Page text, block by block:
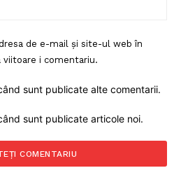
de e-mail și site-ul web în
i comentariu.
sunt publicate alte comentarii.
sunt publicate articole noi.